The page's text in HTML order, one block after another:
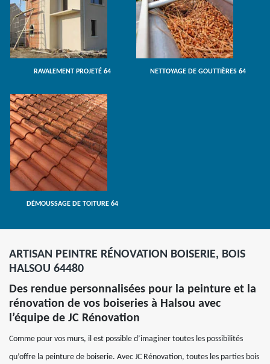
RAVALEMENT PROJETÉ 64 NETTOYAGE DE GOUTTIÈRES 64
DÉMOUSSAGE DE TOITURE 64
ARTISAN PEINTRE RÉNOVATION BOISERIE, BOIS
HALSOU 64480
Des rendue personnalisées pour la peinture et la
rénovation de vos boiseries à Halsou avec
l’équipe de JC Rénovation
Comme pour vos murs, il est possible d’imaginer toutes les possibilités
qu’offre la peinture de boiserie. Avec JC Rénovation, toutes les parties bois